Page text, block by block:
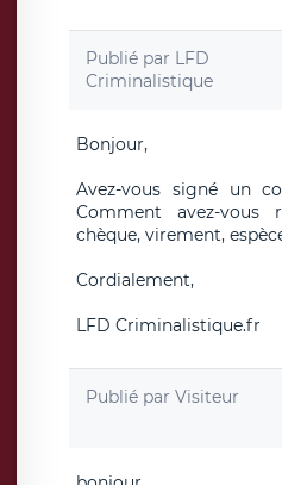
Publié par LFD
Criminalistique
Bonjour,
Avez-vous signé un
Comment avez-
chèque, virement,
Cordialement,
LFD Criminalistique.fr
Publié par Visiteur